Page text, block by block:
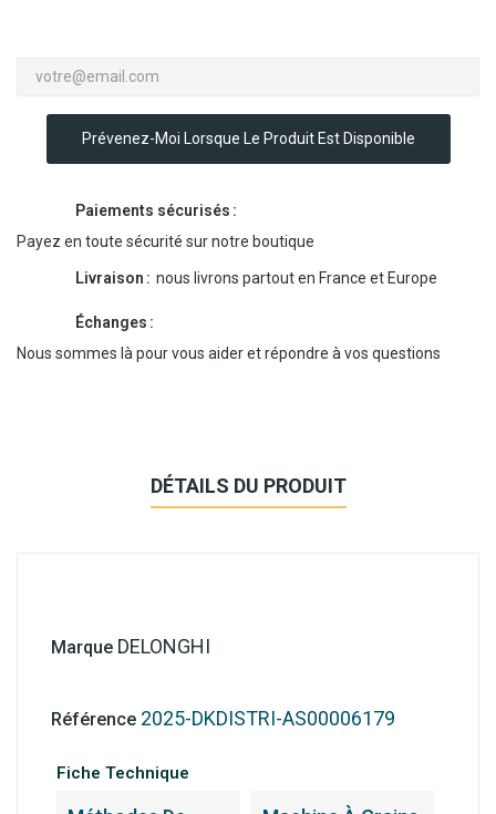
Prévenez-Moi Lorsque Le Produit Est Disponible
Paiements sécurisés
Payez en toute sécurité sur notre boutique
Livraison nous livrons partout en France et Europe
Échanges
Nous sommes là pour vous aider et répondre à vos questions
DÉTAILS DU PRODUIT
Marque DELONGHI
Référence 2025-DKDISTRI-AS00006179
Fiche Technique